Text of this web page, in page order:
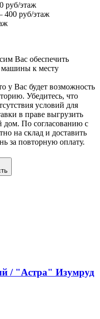
руб/этаж
400 руб/этаж
Вас обеспечить
машины к месту
у Вас будет возможность
Убедитесь, что
условий для
в праве выгрузить
дом. По согласованию с
на склад и доставить
за повторную оплату.
/ "Астра" Изумруд